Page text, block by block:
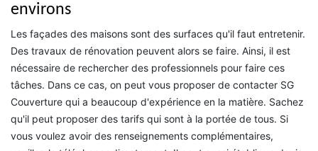
environs
Les façades des maisons sont des surfaces qu'il faut entretenir.
Des travaux de rénovation peuvent alors se faire. Ainsi, il est
nécessaire de rechercher des professionnels pour faire ces
tâches. Dans ce cas, on peut vous proposer de contacter SG
Couverture qui a beaucoup d'expérience en la matière. Sachez
qu'il peut proposer des tarifs qui sont à la portée de tous. Si
vous voulez avoir des renseignements complémentaires,